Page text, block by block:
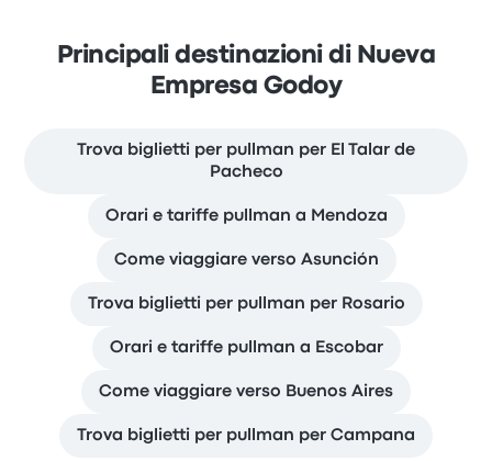
Principali destinazioni di Nueva
Empresa Godoy
Trova biglietti per pullman per El Talar de
Pacheco
Orari e tariffe pullman a Mendoza
Come viaggiare verso Asunción
Trova biglietti per pullman per Rosario
Orari e tariffe pullman a Escobar
Come viaggiare verso Buenos Aires
Trova biglietti per pullman per Campana